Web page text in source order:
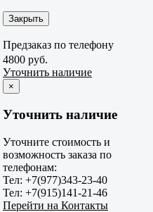
Закрыть
Предзаказ по телефону
4800 руб.
Уточнить наличие
×
Уточнить наличие
Уточните стоимость и
возможность заказа по
телефонам:
Тел: +7(977)343-23-40
Тел: +7(915)141-21-46
Перейти на Контакты